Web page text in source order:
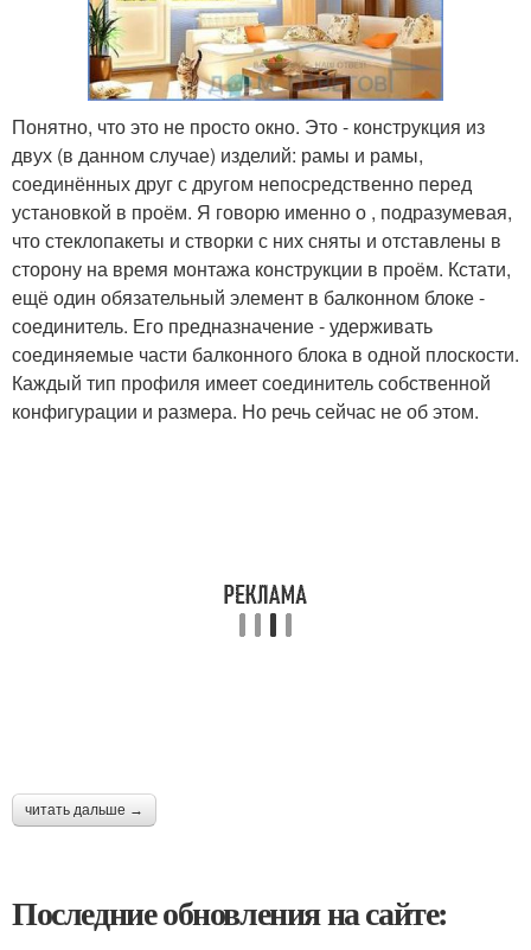
Понятно, что это не просто окно. Это - конструкция из
двух (в данном случае) изделий: рамы и рамы,
соединённых друг с другом непосредственно перед
установкой в проём. Я говорю именно о , подразумевая,
что стеклопакеты и створки с них сняты и отставлены в
сторону на время монтажа конструкции в проём. Кстати,
ещё один обязательный элемент в балконном блоке -
соединитель. Его предназначение - удерживать
соединяемые части балконного блока в одной плоскости.
Каждый тип профиля имеет соединитель собственной
конфигурации и размера. Но речь сейчас не об этом.
читать дальше →
Последние обновления на сайте: